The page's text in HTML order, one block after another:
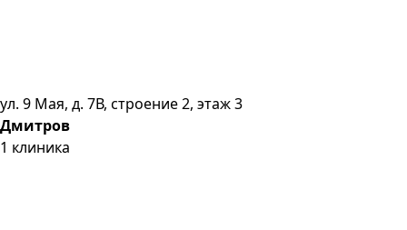
ул. 9 Мая, д. 7В, строение 2, этаж 3
Дмитров
1 клиника